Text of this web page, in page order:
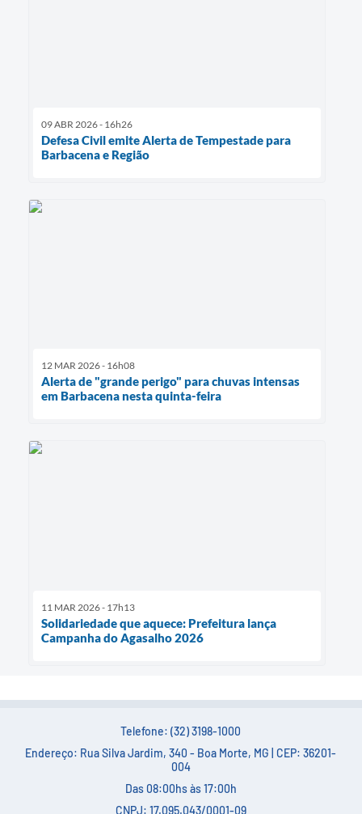
09 ABR 2026 - 16h26
Defesa Civil emite Alerta de Tempestade para
Barbacena e Região
12 MAR 2026 - 16h08
Alerta de "grande perigo" para chuvas intensas
em Barbacena nesta quinta-feira
11 MAR 2026 - 17h13
Solidariedade que aquece: Prefeitura lança
Campanha do Agasalho 2026
Telefone: (32) 3198-1000
Endereço: Rua Silva Jardim, 340 - Boa Morte, MG | CEP: 36201-
004
Das 08:00hs às 17:00h
CNPJ: 17.095.043/0001-09